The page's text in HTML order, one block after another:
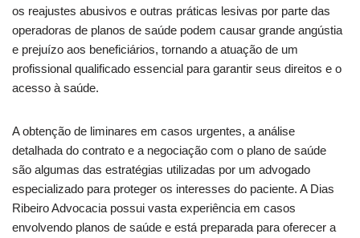
os reajustes abusivos e outras práticas lesivas por parte das
operadoras de planos de saúde podem causar grande angústia
e prejuízo aos beneficiários, tornando a atuação de um
profissional qualificado essencial para garantir seus direitos e o
acesso à saúde.
A obtenção de liminares em casos urgentes, a análise
detalhada do contrato e a negociação com o plano de saúde
são algumas das estratégias utilizadas por um advogado
especializado para proteger os interesses do paciente. A Dias
Ribeiro Advocacia possui vasta experiência em casos
envolvendo planos de saúde e está preparada para oferecer a